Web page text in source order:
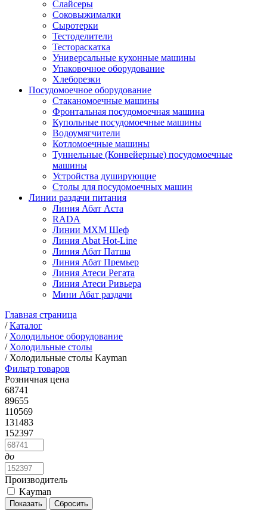
Слайсеры
Соковыжималки
Сыротерки
Тестоделители
Тестораскатка
Универсальные кухонные машины
Упаковочное оборудование
Хлеборезки
Посудомоечное оборудование
Стаканомоечные машины
Фронтальная посудомоечная машина
Купольные посудомоечные машины
Водоумягчители
Котломоечные машины
Туннельные (Конвейерные) посудомоечные
машины
Устройства душирующие
Столы для посудомоечных машин
Линии раздачи питания
Линия Абат Аста
RADA
Линии МХМ Шеф
Линия Abat Hot-Line
Линия Абат Патша
Линия Абат Премьер
Линия Атеси Регата
Линия Атеси Ривьера
Мини Абат раздачи
Главная страница
/Каталог
/ Холодильное оборудование
/ Холодильные столы
/ Холодильные столы Kayman
Фильтр товаров
Розничная цена
68741
89655
110569
131483
152397
до
Производитель
Kayman